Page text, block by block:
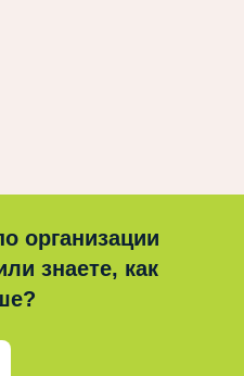
организации
знаете, как